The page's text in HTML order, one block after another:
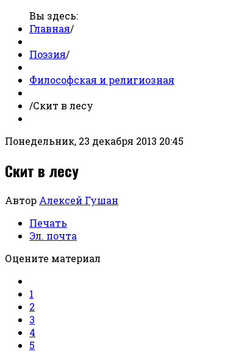
Вы здесь:
Главная/
Поэзия/
Философская и религиозная
/Скит в лесу
Понедельник, 23 декабря 2013 20:45
Скит в лесу
Автор Алексей Гушан
Печать
Эл. почта
Оцените материал
1
2
3
4
5